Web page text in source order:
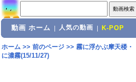
動画 ホーム 人気の動画 K-POP
ホーム>> 前のページ>> 霧に浮かぶ摩天楼・
に濃霧(15/11/27)